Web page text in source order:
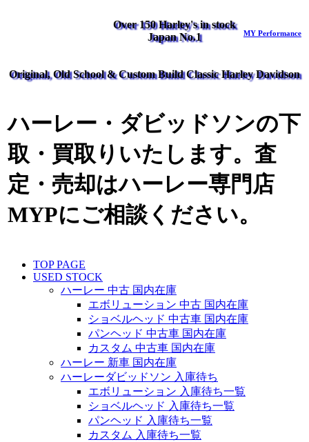
Over 150 Harley's in stock
Japan No.1
MY Performance
Original, Old School & Custom Build Classic Harley Davidson
ハーレー・ダビッドソンの下
取・買取りいたします。査
定・売却はハーレー専門店
MYPにご相談ください。
TOP PAGE
USED STOCK
ハーレー 中古 国内在庫
エボリューション 中古 国内在庫
ショベルヘッド 中古車 国内在庫
パンヘッド 中古車 国内在庫
カスタム 中古車 国内在庫
ハーレー 新車 国内在庫
ハーレーダビッドソン 入庫待ち
エボリューション 入庫待ち一覧
ショベルヘッド 入庫待ち一覧
パンヘッド 入庫待ち一覧
カスタム 入庫待ち一覧